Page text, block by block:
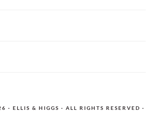
· ELLIS & HIGGS · ALL RIGHTS RESERVED ·